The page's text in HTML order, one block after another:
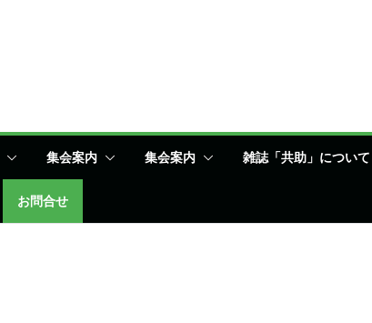
集会案内 集会案内 雑誌「共助」について
お問合せ